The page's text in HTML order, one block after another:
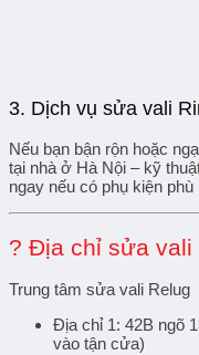
3. Dịch vụ sửa vali
Nếu bạn bận rộn hoặc
tại nhà ở Hà Nội – kỹ
ngay nếu có phụ kiện phù
? Địa chỉ sửa vali
Trung tâm sửa vali Relug
Địa chỉ 1: 42B ngõ
vào tận cửa)